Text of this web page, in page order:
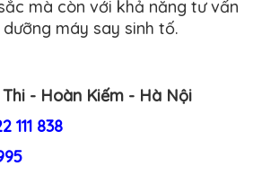
mà còn với khả năng tư vấn
máy say sinh tố.
Thi - Hoàn Kiếm - Hà Nội
111 838